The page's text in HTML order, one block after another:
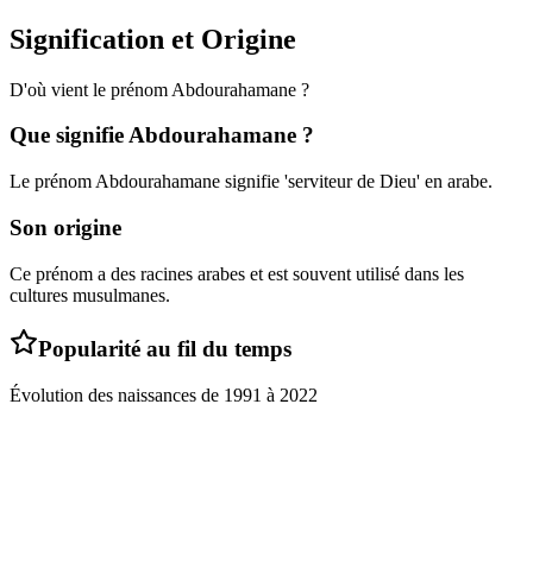
Signification et Origine
D'où vient le prénom Abdourahamane ?
Que signifieAbdourahamane ?
Le prénom Abdourahamane signifie 'serviteur de Dieu' en arabe.
Son origine
Ce prénom a des racines arabes et est souvent utilisé dans les
cultures musulmanes.
Popularité au fil du temps
Évolution des naissances de 1991 à 2022